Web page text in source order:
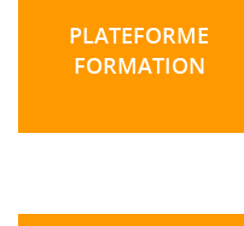
PLATEFORME
FORMATION